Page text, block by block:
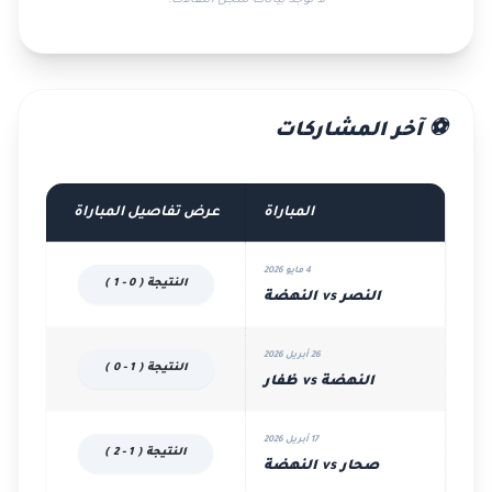
⚽ آخر المشاركات
المباراة عرض تفاصيل المباراة
4 مايو 2026
النصر vs النهضة
النتيجة ( 0 - 1 )
26 أبريل 2026
النهضة vs ظفار
النتيجة ( 1 - 0 )
17 أبريل 2026
صحار vs النهضة
النتيجة ( 1 - 2 )